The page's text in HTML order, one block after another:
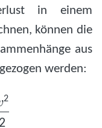
in einem
können die
aus
werden: